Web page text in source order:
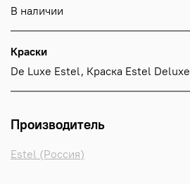
В наличии
Краски
De Luxe Estel, Краска Estel Deluxe
Производитель
Estel (Россия)